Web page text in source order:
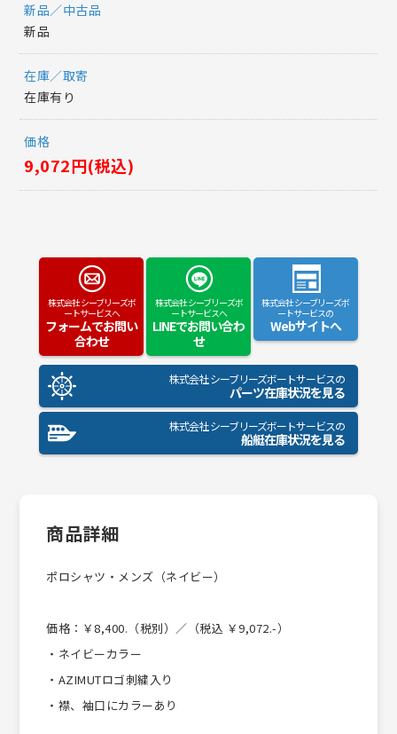
新品／中古品
新品
在庫／取寄
在庫有り
価格
9,072円(税込)
株式会社 シーブリーズボ
ートサービスへ
フォームでお問い
合わせ
株式会社 シーブリーズボ
ートサービスへ
LINEでお問い合わ
せ
株式会社 シーブリーズボ
ートサービスの
Webサイトへ
株式会社 シーブリーズボートサービスの
パーツ在庫状況を見る
株式会社 シーブリーズボートサービスの
船艇在庫状況を見る
商品詳細
ポロシャツ・メンズ（ネイビー）
価格：￥8,400.（税別）／（税込 ￥9,072.-）
・ネイビーカラー
・AZIMUTロゴ刺繍入り
・襟、袖口にカラーあり